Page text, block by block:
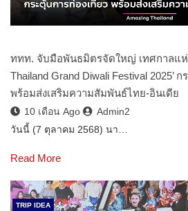
ททท. จับมือพันธมิตรจัดใหญ่ เทศกาลแห่
Thailand Grand Diwali Festival 2025’
พร้อมส่งเสริมความสัมพันธ์ไทย-อินเดีย
10 เดือน Ago
Admin2
วันนี้ (7 ตุลาคม 2568) นา…
Read More
TRIP IDEA